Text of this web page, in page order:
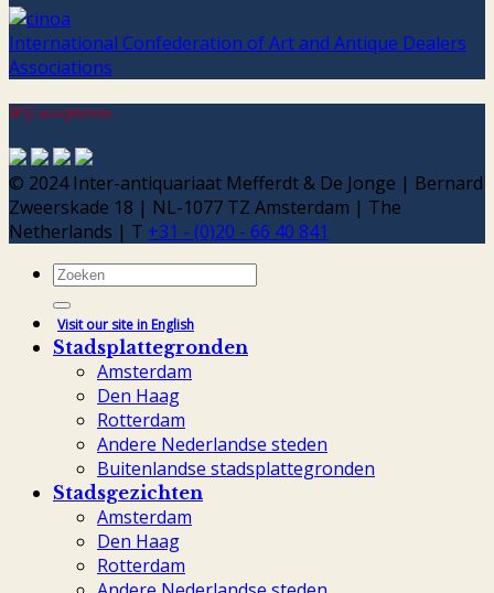
International Confederation of Art and Antique Dealers
Associations
Wij accepteren:
© 2024 Inter-antiquariaat Mefferdt & De Jonge | Bernard
Zweerskade 18 | NL-1077 TZ Amsterdam | The
Netherlands | T +31 - (0)20 - 66 40 841
Zoeken
naar:
Visit our site in English
Stadsplattegronden
Amsterdam
Den Haag
Rotterdam
Andere Nederlandse steden
Buitenlandse stadsplattegronden
Stadsgezichten
Amsterdam
Den Haag
Rotterdam